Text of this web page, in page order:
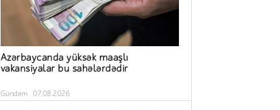
Azərbaycanda yüksək maaşlı
vakansiyalar bu sahələrdədir
Gündəm 07.08.2026